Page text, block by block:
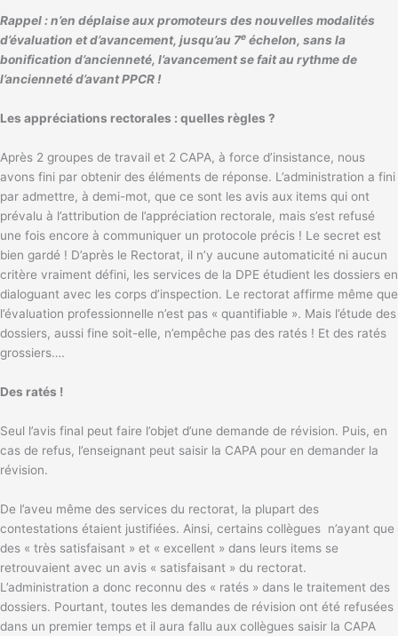
Rappel : n’en déplaise aux promoteurs des nouvelles modalités
d’évaluation et d’avancement, jusqu’au 7e échelon, sans la
bonification d’ancienneté, l’avancement se fait au rythme de
l’ancienneté d’avant PPCR !
Les appréciations rectorales : quelles règles ?
Après 2 groupes de travail et 2 CAPA, à force d’insistance, nous
avons fini par obtenir des éléments de réponse. L’administration a fini
par admettre, à demi-mot, que ce sont les avis aux items qui ont
prévalu à l’attribution de l’appréciation rectorale, mais s’est refusé
une fois encore à communiquer un protocole précis ! Le secret est
bien gardé ! D’après le Rectorat, il n’y aucune automaticité ni aucun
critère vraiment défini, les services de la DPE étudient les dossiers en
dialoguant avec les corps d’inspection. Le rectorat affirme même que
l’évaluation professionnelle n’est pas « quantifiable ». Mais l’étude des
dossiers, aussi fine soit-elle, n’empêche pas des ratés ! Et des ratés
grossiers….
Des ratés !
Seul l’avis final peut faire l’objet d’une demande de révision. Puis, en
cas de refus, l’enseignant peut saisir la CAPA pour en demander la
révision.
De l’aveu même des services du rectorat, la plupart des
contestations étaient justifiées. Ainsi, certains collègues n’ayant que
des « très satisfaisant » et « excellent » dans leurs items se
retrouvaient avec un avis « satisfaisant » du rectorat.
L’administration a donc reconnu des « ratés » dans le traitement des
dossiers. Pourtant, toutes les demandes de révision ont été refusées
dans un premier temps et il aura fallu aux collègues saisir la CAPA